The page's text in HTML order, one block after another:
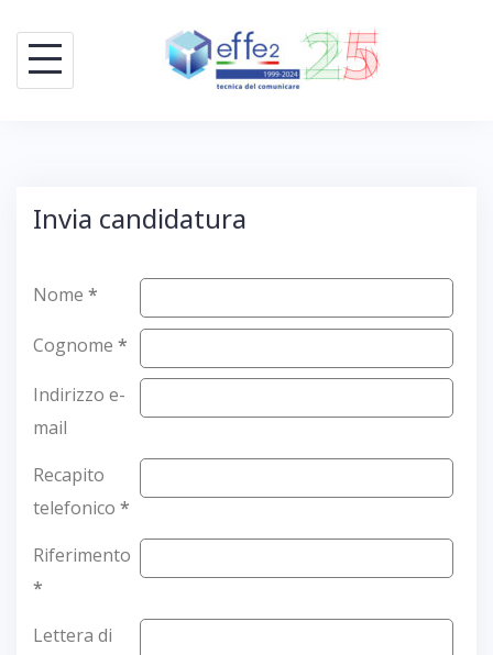
content
Invia candidatura
Nome *
Cognome *
Indirizzo e-
mail
Recapito
telefonico *
Riferimento
*
Lettera di